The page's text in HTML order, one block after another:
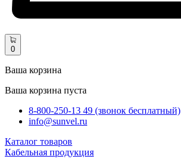
0
Ваша корзина
Ваша корзина пуста
8-800-250-13 49 (звонок бесплатный)
info@sunvel.ru
Каталог товаров
Кабельная продукция